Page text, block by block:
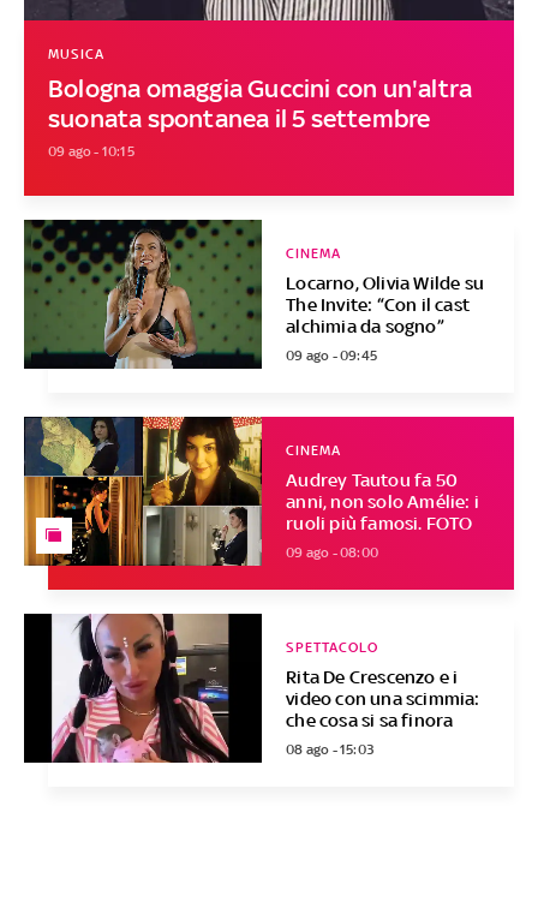
Bologna omaggia Guccini con un'altra
suonata spontanea il 5 settembre
MUSICA
09 ago - 10:15
Locarno, Olivia Wilde su
The Invite: “Con il cast
alchimia da sogno”
CINEMA
09 ago - 09:45
Audrey Tautou fa 50
anni, non solo Amélie: i
ruoli più famosi. FOTO
CINEMA
09 ago - 08:00
Rita De Crescenzo e i
video con una scimmia:
che cosa si sa finora
SPETTACOLO
08 ago - 15:03